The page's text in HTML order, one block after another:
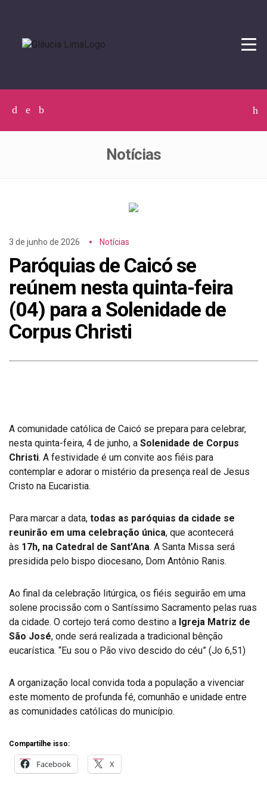
Facebook
TwitterInstagram
Notícias
3 de junho de 2026 Notícias
Paróquias de Caicó se
reúnem nesta quinta-feira
(04) para a Solenidade de
Corpus Christi
A comunidade católica de Caicó se prepara para celebrar,
nesta quinta-feira, 4 de junho, a Solenidade de Corpus
Christi. A festividade é um convite aos fiéis para
contemplar e adorar o mistério da presença real de Jesus
Cristo na Eucaristia.
Para marcar a data, todas as paróquias da cidade se
reunirão em uma celebração única, que acontecerá
às 17h, na Catedral de Sant’Ana. A Santa Missa será
presidida pelo bispo diocesano, Dom Antônio Ranis.
Ao final da celebração litúrgica, os fiéis seguirão em uma
solene procissão com o Santíssimo Sacramento pelas ruas
da cidade. O cortejo terá como destino a Igreja Matriz de
São José, onde será realizada a tradicional bênção
eucarística. “Eu sou o Pão vivo descido do céu” (Jo 6,51)
A organização local convida toda a população a vivenciar
este momento de profunda fé, comunhão e unidade entre
as comunidades católicas do município.
Compartilhe isso:
Facebook X